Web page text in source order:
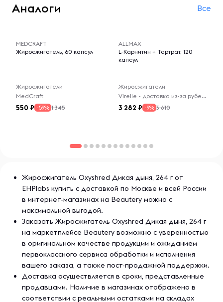
употреблять более 2 мерных ложек в день.
воды. Не употреблять более 2 мерных ложек в день.
Thermogenic Fat Burner.
Ингредиенты
(краситель), хлорид натрия, лимонная кислота, фрукты и
Предупреждения
Если вы спортсмен, участвующий в видах спорта,
регулируемых ВАДА, проконсультируйтесь с врачом
перед употреблением этого продукта.
OxyShred Thermogenic Fat Burner - это пищевая
добавка, которая содержит кофеин и не
рекомендуется детям, беременным и кормящим
женщинам, а также лицам, чувствительным к кофеину.
Хранить в сухом и прохладном месте. Этот продукт не
является единственным источником питания, и его
следует употреблять в сочетании с полноценной
диетой. Этот продукт следует использовать в
Форма выпуска Порошок
Аналоги Все
MEDCRAFT
Жиросжигатель, 60 капсул
Жиросжигатели
MedCraft
550 -59% 1 345
ALLMAX
L-Карнитин + Тартрат, 120
капсул
Жиросжигатели
Virelle - доставка из-за рубежа
3 282 -9% 3 610
Жиросжигатель Oxyshred Дикая дыня, 264 г от
EHPlabs купить с доставкой по Москве и всей России
в интернет-магазинах на Beautery можно с
максимальной выгодой.
Заказать Жиросжигатель Oxyshred Дикая дыня, 264 г
на маркетплейсе Beautery возможно с уверенностью
в оригинальном качестве продукции и ожиданием
первоклассного сервиса обработки и исполнения
вашего заказа, а также пост-продажной поддержки.
Доставка осуществляется в сроки, представленные
продавцами. Наличие в магазинах отображено в
соответствии с реальными остатками на складах